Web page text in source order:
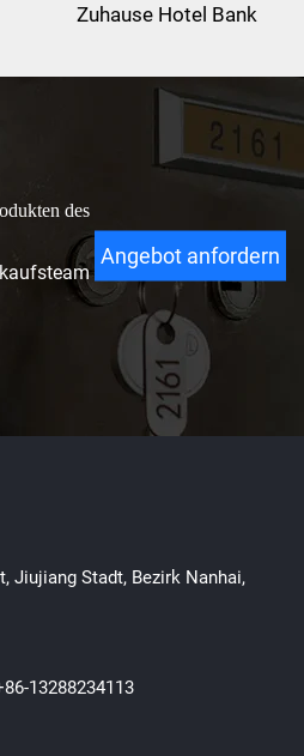
Zuhause Hotel Bank
des
Angebot anfordern
Jiujiang Stadt, Bezirk Nanhai,
13288234113